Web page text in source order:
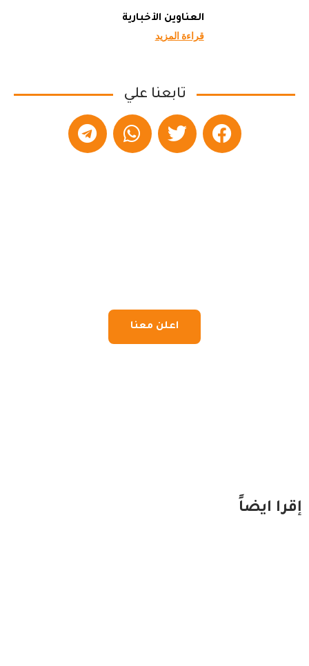
العناوين الأخبارية
قراءة المزيد
تابعنا علي
اعلن معنا
إقرا ايضاً